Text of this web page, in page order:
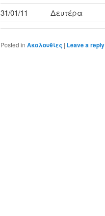
31/01/11 Δευτέρα
Posted in Ακολουθίες | Leave a reply